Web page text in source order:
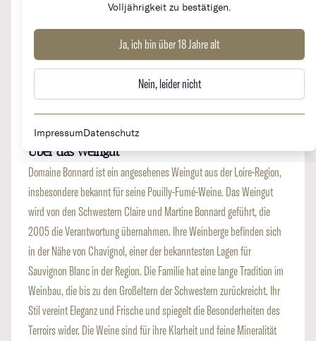
Volljährigkeit zu bestätigen.
Ja, ich bin über 18 Jahre alt
Nein, leider nicht
ImpressumDatenschutz
Domaine Bonnard
Herkunftsland
Frankreich
Region
Loire
Über das Weingut
Domaine Bonnard ist ein angesehenes Weingut aus der Loire-Region,
insbesondere bekannt für seine Pouilly-Fumé-Weine. Das Weingut
wird von den Schwestern Claire und Martine Bonnard geführt, die
2005 die Verantwortung übernahmen. Ihre Weinberge befinden sich
in der Nähe von Chavignol, einer der bekanntesten Lagen für
Sauvignon Blanc in der Region. Die Familie hat eine lange Tradition im
Weinbau, die bis zu den Großeltern der Schwestern zurückreicht. Ihr
Stil vereint Eleganz und Frische und spiegelt die Besonderheiten des
Terroirs wider. Die Weine sind für ihre Klarheit und feine Mineralität